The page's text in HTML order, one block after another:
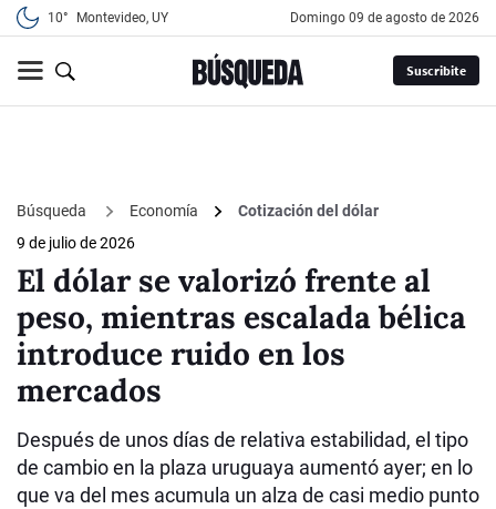
10° Montevideo, UY domingo 09 de agosto de 2026
Suscribite
Búsqueda Economía
Cotización del dólar
9 de julio de 2026
El dólar se valorizó frente al
peso, mientras escalada bélica
introduce ruido en los
mercados
Después de unos días de relativa estabilidad, el tipo
de cambio en la plaza uruguaya aumentó ayer; en lo
que va del mes acumula un alza de casi medio punto